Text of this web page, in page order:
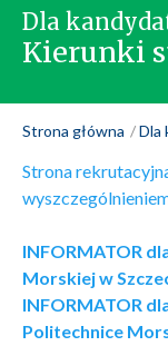
Dla
Kierunki
Strona główna Dla
Strona
INFORMATOR
Morskiej w
INFORMATOR
Politechnice